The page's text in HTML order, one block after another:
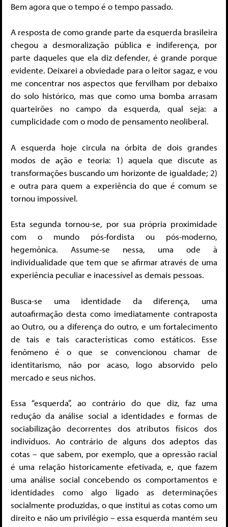
Bem agora que o tempo é o tempo passado.
A resposta de como grande parte da esquerda brasileira
chegou a desmoralização pública e indiferença, por
parte daqueles que ela diz defender, é grande porque
evidente. Deixarei a obviedade para o leitor sagaz, e vou
me concentrar nos aspectos que fervilham por debaixo
do solo histórico, mas que como uma bomba arrasam
quarteirões no campo da esquerda, qual seja: a
cumplicidade com o modo de pensamento neoliberal.
A esquerda hoje circula na órbita de dois grandes
modos de ação e teoria: 1) aquela que discute as
transformações buscando um horizonte de igualdade; 2)
e outra para quem a experiência do que é comum se
tornou impossível.
Esta segunda tornou-se, por sua própria proximidade
com o mundo pós-fordista ou pós-moderno,
hegemônica. Assume-se nessa, uma ode à
individualidade que tem que se afirmar através de uma
experiência peculiar e inacessível as demais pessoas.
Busca-se uma identidade da diferença, uma
autoafirmação desta como imediatamente contraposta
ao Outro, ou a diferença do outro, e um fortalecimento
de tais e tais características como estáticos. Esse
fenômeno é o que se convencionou chamar de
identitarismo, não por acaso, logo absorvido pelo
mercado e seus nichos.
Essa “esquerda”, ao contrário do que diz, faz uma
redução da análise social a identidades e formas de
sociabilização decorrentes dos atributos físicos dos
indivíduos. Ao contrário de alguns dos adeptos das
cotas – que sabem, por exemplo, que a opressão racial
é uma relação historicamente efetivada, e, que fazem
uma análise social concebendo os comportamentos e
identidades como algo ligado as determinações
socialmente produzidas, o que institui as cotas como um
direito e não um privilégio – essa esquerda mantém seu